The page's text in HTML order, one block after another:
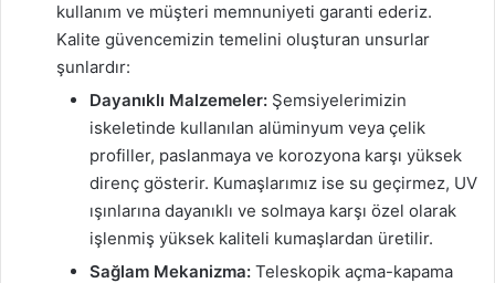
kullanım ve müşteri memnuniyeti garanti ederiz.
Kalite güvencemizin temelini oluşturan unsurlar
şunlardır:
Dayanıklı Malzemeler: Şemsiyelerimizin
iskeletinde kullanılan alüminyum veya çelik
profiller, paslanmaya ve korozyona karşı yüksek
direnç gösterir. Kumaşlarımız ise su geçirmez, UV
ışınlarına dayanıklı ve solmaya karşı özel olarak
işlenmiş yüksek kaliteli kumaşlardan üretilir.
Sağlam Mekanizma: Teleskopik açma-kapama